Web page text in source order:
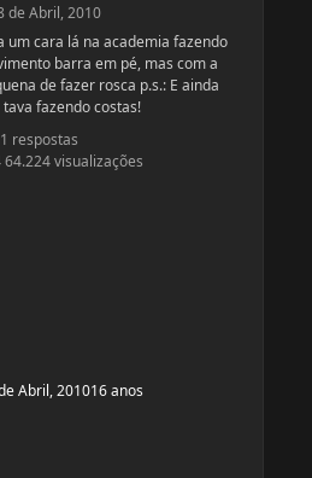
de Abril, 2010
um cara lá na academia fazendo
barra em pé, mas com a
de fazer rosca p.s.: E ainda
fazendo costas!
respostas
64.224 visualizações
Abril, 201016 anos